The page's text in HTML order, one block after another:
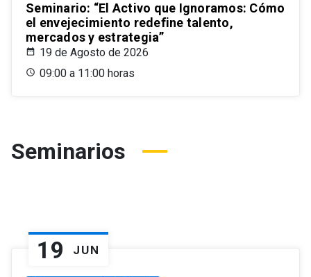
Seminario: “El Activo que Ignoramos: Cómo
el envejecimiento redefine talento,
mercados y estrategia”
19 de Agosto de 2026
09:00 a 11:00 horas
Seminarios
19 JUN